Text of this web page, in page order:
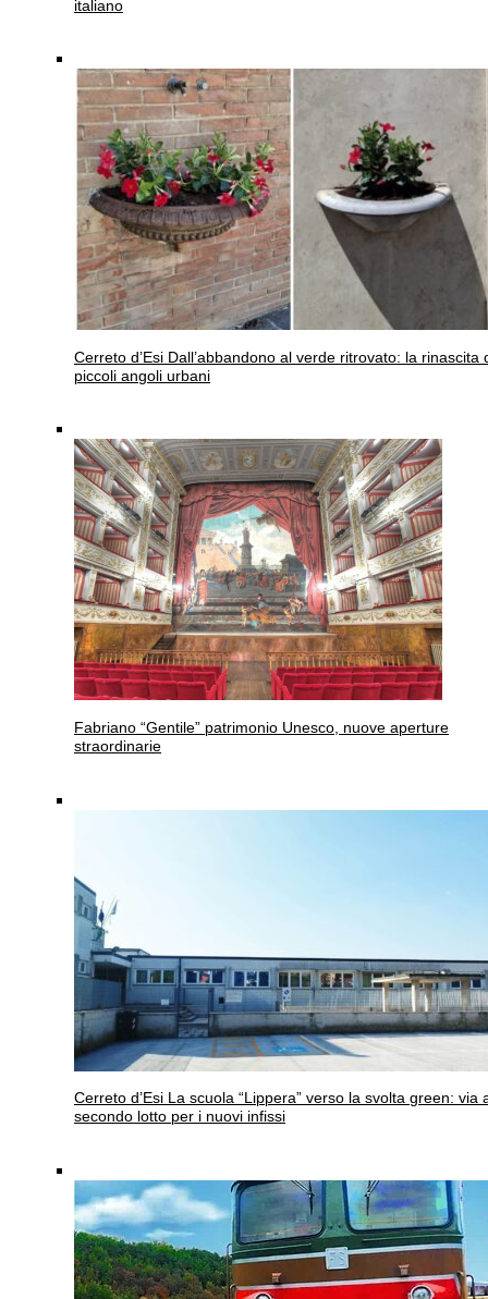
italiano
Cerreto d’Esi Dall’abbandono al verde ritrovato: la rinascita
piccoli angoli urbani
Fabriano “Gentile” patrimonio Unesco, nuove aperture
straordinarie
Cerreto d’Esi La scuola “Lippera” verso la svolta green: via
secondo lotto per i nuovi infissi